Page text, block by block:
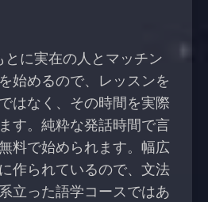
に実在の人とマッチン
始めるので、レッスンを
はなく、その時間を実際
す。純粋な発話時間で言
料で始められます。幅広
作られているので、文法
立った語学コースではあ